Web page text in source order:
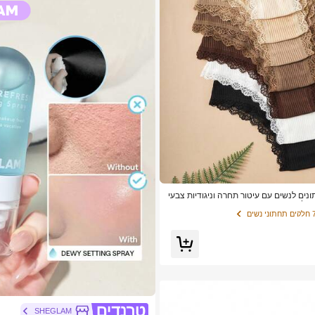
לנשים עם עיטור תחרה וניגודיות צבעי
לקוחות חוזרים
חוזרים
חוזרים
SHEGLAM